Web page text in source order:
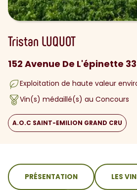
Tristan LUQUOT
152 Avenue De L'épinette
Exploitation de haute valeur
Vin(s) médaillé(s) au Concours
A.O.C SAINT-EMILION GRAND CRU
sommaire
PRÉSENTATION LES